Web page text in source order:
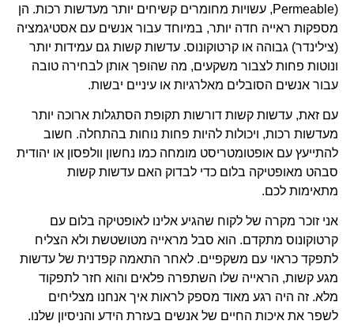
Permeable), עשויות מחומרים קשיחים יותר מעדשות רכות. הן
מספקות ראייה חדה יותר, במיוחד עבור אנשים עם אסטיגמציה
(צילינדר) גבוהה או קרטוקונוס. עדשות קשות גם עמידות יותר
ונוטות פחות לצבור משקעים, מה שהופך אותן לבחירה טובה
עבור אנשים הסובלים מאלרגיות או עיניים יבשות.
עם זאת, עדשות קשות דורשות תקופת הסתגלות ארוכה יותר
מעדשות רכות, ויכולות להיות פחות נוחות בהתחלה. חשוב
להתייעץ עם אופטומטריסט מומחה כמו נחשון וולפסון או יהודית
סבהט מאופטיקה בלום כדי לבדוק האם עדשות קשות
מתאימות לכם.
אני זוכר מקרה של לקוח שהגיע אלינו לאופטיקה בלום עם
קרטוקונוס מתקדם. הוא סבל מראייה מטושטשת ולא הצליח
לתפקד כראוי עם משקפיים. לאחר התאמה קפדנית של עדשות
מגע קשות, הראייה שלו השתפרה פלאים והוא חזר לתפקוד
מלא. זה היה רגע מאוד מספק לראות איך אנחנו מצליחים
לשפר את איכות החיים של אנשים בעזרת הידע והניסיון שלנו.